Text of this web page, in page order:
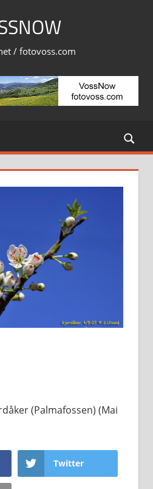
/ fotovoss.com
(Palmafossen) (Mai
Twitter